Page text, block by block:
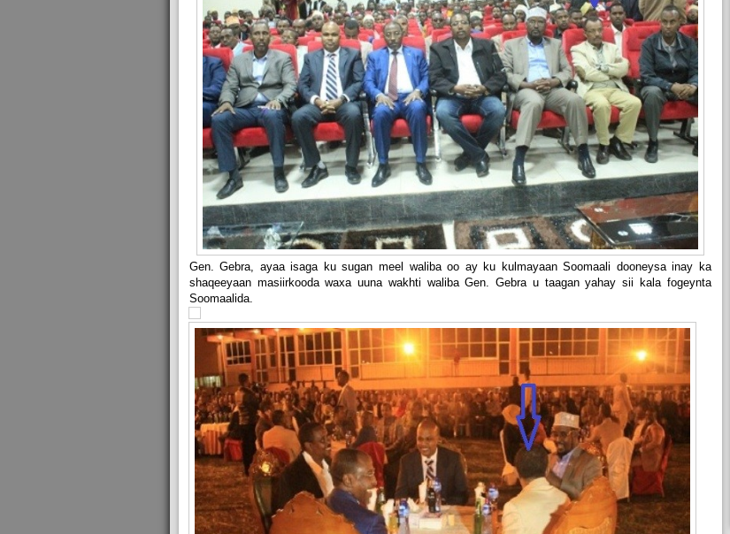
Gen. Gebra, ayaa isaga ku sugan meel waliba oo ay ku kulmayaan Soomaali dooneysa inay ka
shaqeeyaan masiirkooda waxa uuna wakhti waliba Gen. Gebra u taagan yahay sii kala fogeynta
Soomaalida.